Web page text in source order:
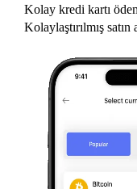
Kolay kredi kartı
Kolaylaştırılmış